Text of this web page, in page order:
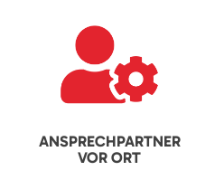
ANSPRECHPARTNER
VOR ORT